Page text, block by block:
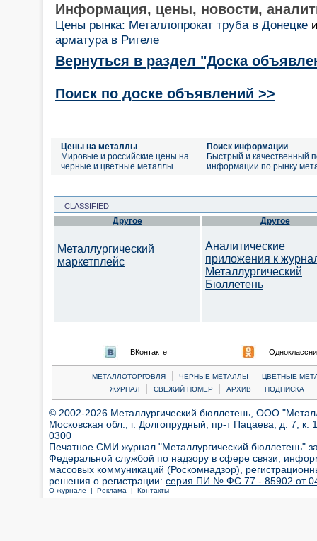
Информация, цены, новости,
Цены рынка: Металлопрокат труба в Донецке
арматура в Ригеле
Вернуться в раздел "Доска
Поиск по доске объявлений >>
Цены на металлы
Мировые и российские цены на
черные и цветные металлы
Поиск информации
Быстрый и качественный
информации по рынку
CLASSIFIED
Другое
Металлургический
маркетплейс
Другое
Аналитические
приложения к
Металлургический
Бюллетень
ВКонтакте
МЕТАЛЛОТОРГОВЛЯ | ЧЕРНЫЕ МЕТАЛЛЫ |
ЦВЕТНЫЕ
ЖУРНАЛ
| СВЕЖИЙ НОМЕР | АРХИВ | ПОДПИСКА |
© 2002-2026 Металлургический бюллетень, ООО
Московская обл., г. Долгопрудный, пр-т Пацаева, д. 7,
0300
Печатное СМИ журнал "Металлургический бюллетень"
Федеральной службой по надзору в сфере связи,
массовых коммуникаций (Роскомнадзор),
решения о регистрации: серия ПИ № ФС 77 - 85902 от 04
О журнале | Реклама | Контакты